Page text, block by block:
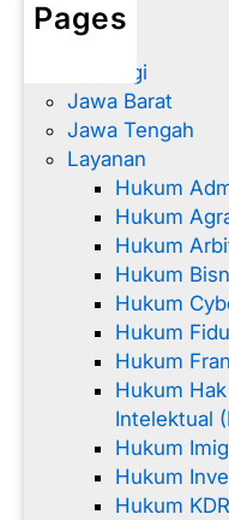
Pages
Home
Hubungi
Jawa Barat
Jawa Tengah
Layanan
Hukum
Hukum
Hukum
Hukum
Hukum
Hukum
Hukum
Hukum
Intelektual
Hukum
Hukum
Hukum